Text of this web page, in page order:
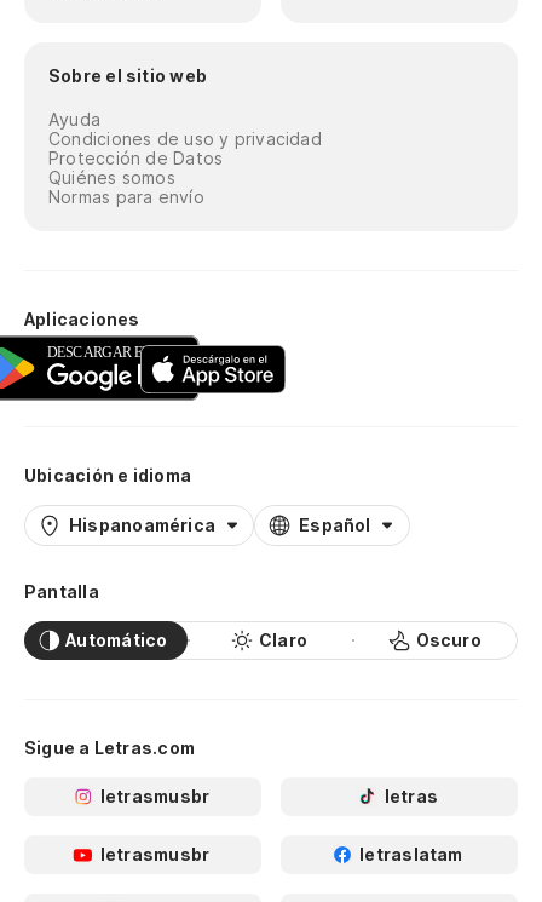
Sobre el sitio web
Ayuda
Condiciones de uso y privacidad
Protección de Datos
Quiénes somos
Normas para envío
Aplicaciones
Ubicación e idioma
Hispanoamérica Español
Pantalla
Automático Claro Oscuro
Sigue a Letras.com
letrasmusbr letras
letrasmusbr letraslatam